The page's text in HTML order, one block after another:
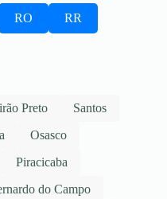
RO RR
Preto
Santos
Osasco
Piracicaba
do Campo